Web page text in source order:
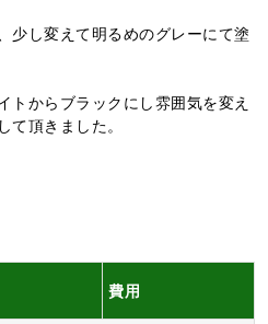
少し変えて明るめのグレーにて塗
トからブラックにし雰囲気を変え
頂きました。
費用